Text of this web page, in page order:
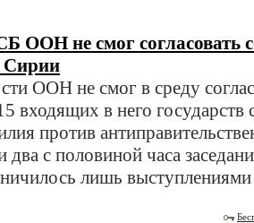
ООН не смог согласовать
Сирии
ООН не смог в среду
входящих в него государств
против
два с половиной часа
лишь